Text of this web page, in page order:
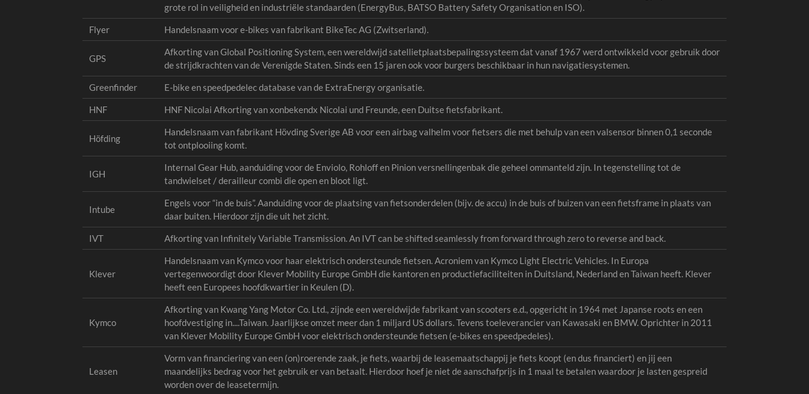
grote rol in veiligheid en industriële standaarden (EnergyBus, BATSO Battery Safety Organisation en ISO).
Flyer Handelsnaam voor e-bikes van fabrikant BikeTec AG (Zwitserland).
GPS
Afkorting van Global Positioning System, een wereldwijd satellietplaatsbepalingssysteem dat vanaf 1967 werd ontwikkeld voor gebruik door
de strijdkrachten van de Verenigde Staten. Sinds een 15 jaren ook voor burgers beschikbaar in hun navigatiesystemen.
Greenfinder E-bike en speedpedelec database van de ExtraEnergy organisatie.
HNF HNF Nicolai Afkorting van xonbekendx Nicolai und Freunde, een Duitse fietsfabrikant.
Höfding
Handelsnaam van fabrikant Hövding Sverige AB voor een airbag valhelm voor fietsers die met behulp van een valsensor binnen 0,1 seconde
tot ontplooiing komt.
IGH
Internal Gear Hub, aanduiding voor de Enviolo, Rohloff en Pinion versnellingenbak die geheel ommanteld zijn. In tegenstelling tot de
tandwielset / derailleur combi die open en bloot ligt.
Intube
Engels voor “in de buis”. Aanduiding voor de plaatsing van fietsonderdelen (bijv. de accu) in de buis of buizen van een fietsframe in plaats van
daar buiten. Hierdoor zijn die uit het zicht.
IVT Afkorting van Infinitely Variable Transmission. An IVT can be shifted seamlessly from forward through zero to reverse and back.
Klever
Handelsnaam van Kymco voor haar elektrisch ondersteunde fietsen. Acroniem van Kymco Light Electric Vehicles. In Europa
vertegenwoordigt door Klever Mobility Europe GmbH die kantoren en productiefaciliteiten in Duitsland, Nederland en Taiwan heeft. Klever
heeft een Europees hoofdkwartier in Keulen (D).
Kymco
Afkorting van Kwang Yang Motor Co. Ltd., zijnde een wereldwijde fabrikant van scooters e.d., opgericht in 1964 met Japanse roots en een
hoofdvestiging in....Taiwan. Jaarlijkse omzet meer dan 1 miljard US dollars. Tevens toeleverancier van Kawasaki en BMW. Oprichter in 2011
van Klever Mobility Europe GmbH voor elektrisch ondersteunde fietsen (e-bikes en speedpedeles).
Leasen
Vorm van financiering van een (on)roerende zaak, je fiets, waarbij de leasemaatschappij je fiets koopt (en dus financiert) en jij een
maandelijks bedrag voor het gebruik er van betaalt. Hierdoor hoef je niet de aanschafprijs in 1 maal te betalen waardoor je lasten gespreid
worden over de leasetermijn.